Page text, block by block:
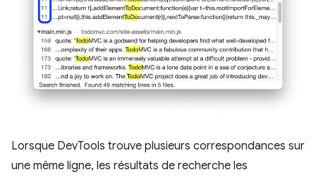
Lorsque DevTools trouve plusieurs correspondances sur
une même ligne, les résultats de recherche les